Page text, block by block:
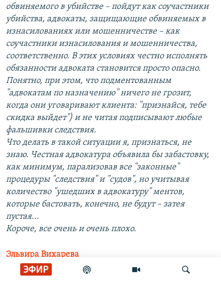
ЭФИР
обвиняемого в убийстве – пойдут как соучастники
убийства, адвокаты, защищающие обвиняемых в
изнасилованиях или мошенничестве – как
соучастники изнасилования и мошенничества,
соответственно. В этих условиях честно исполнять
обязанности адвоката становится просто опасно.
Понятно, при этом, что подментованным
"адвокатам по назначению" ничего не грозит,
когда они уговаривают клиента: "признайся, тебе
скидка выйдет") и не читая подписывают любые
фальшивки следствия.
Что делать в такой ситуации я, признаться, не
знаю. Честная адвокатура объявила бы забастовку,
как минимум, парализовав все "законные"
процедуры "следствия" и "судов", но учитывая
количество "ушедших в адвокатуру" ментов,
которые бастовать, конечно, не будут – затея
пустая...
Короче, все очень и очень плохо.
Эльвира Вихарева